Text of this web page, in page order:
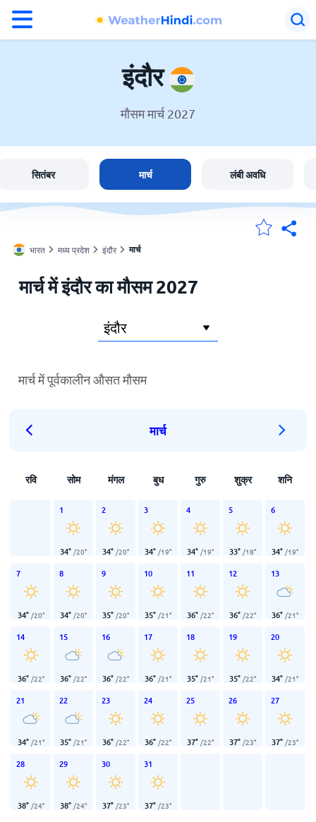
मेंरी लोकेशन
होम
इंदौर
मौसम मार्च 2027
सितंबर मार्च लंबी अवधि
भारत मध्य प्रदेश इंदौर मार्च
मार्च में इंदौर का मौसम 2027
मार्च में पूर्वकालीन औसत मौसम
मार्च
रवि सोम मंगल बुध गुरु शुक्र शनि
1
34° /20°
2
34° /20°
3
34° /19°
4
34° /19°
5
33° /18°
6
34° /19°
7
34° /20°
8
34° /20°
9
35° /20°
10
35° /21°
11
36° /22°
12
36° /22°
13
36° /21°
14
36° /22°
15
36° /22°
16
36° /22°
17
36° /21°
18
35° /21°
19
35° /22°
20
34° /21°
21
34° /21°
22
35° /21°
23
36° /22°
24
36° /22°
25
37° /22°
26
37° /23°
27
37° /23°
28
38° /24°
29
38° /24°
30
37° /23°
31
37° /23°